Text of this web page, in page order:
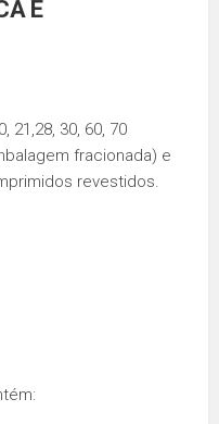
E
21,28, 30, 60, 70
fracionada) e
revestidos.